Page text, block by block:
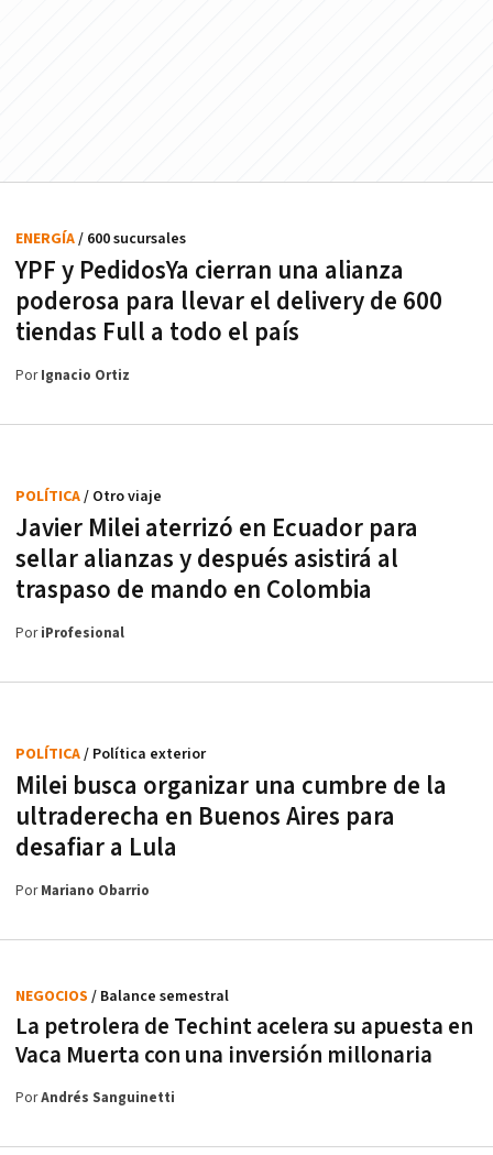
YPF y PedidosYa cierran una alianza
poderosa para llevar el delivery de 600
tiendas Full a todo el país
ENERGÍA/ 600 sucursales
PorIgnacio Ortiz
Javier Milei aterrizó en Ecuador para
sellar alianzas y después asistirá al
traspaso de mando en Colombia
POLÍTICA/ Otro viaje
PoriProfesional
Milei busca organizar una cumbre de la
ultraderecha en Buenos Aires para
desafiar a Lula
POLÍTICA/ Política exterior
PorMariano Obarrio
La petrolera de Techint acelera su apuesta en
Vaca Muerta con una inversión millonaria
NEGOCIOS / Balance semestral
PorAndrés Sanguinetti